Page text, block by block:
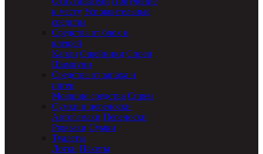
к месту Успокоительные
средства
Средства от блох и
клещей
Капли Ошейники Спреи
Шампуни
Средства от запаха и
пятен
Моющие средства Спреи
Сумки и переноски
Автогамаки Переноски
Рюкзаки Сумки
Туалеты
Лотки Пакеты